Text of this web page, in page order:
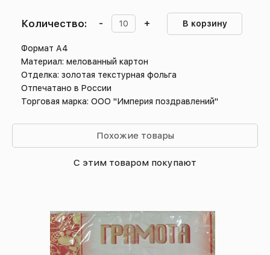
Количество: - + В корзину
Формат А4
Материал: мелованный картон
Отделка: золотая текстурная фольга
Отпечатано в России
Торговая марка: ООО "Империя поздравлений"
Похожие товары
С этим товаром покупают